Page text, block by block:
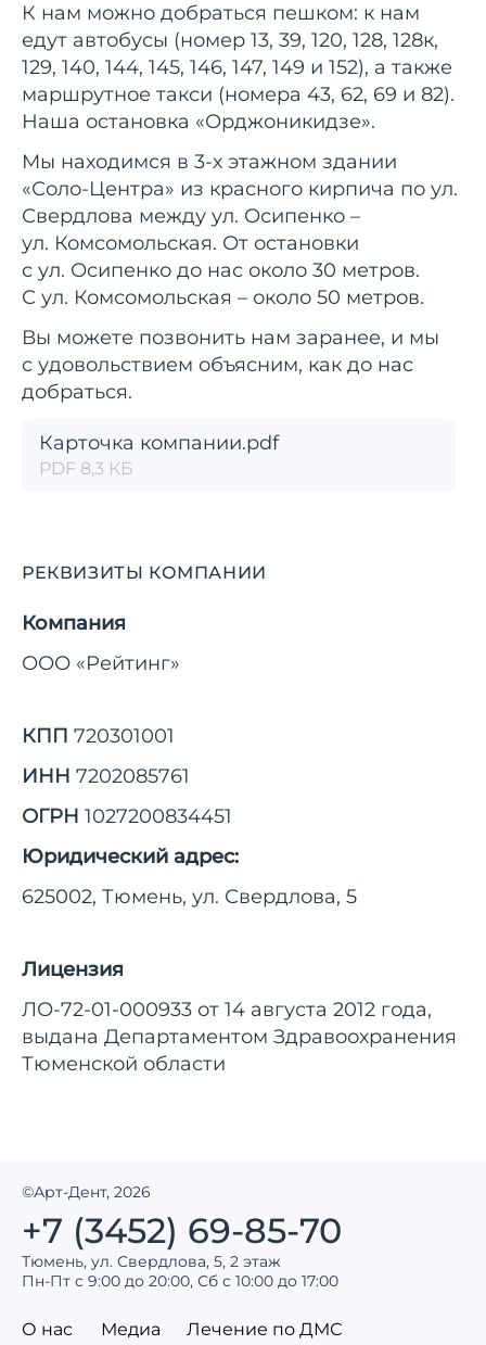
К нам можно добраться пешком: к нам
едут автобусы (номер 13, 39, 120, 128, 128к,
129, 140, 144, 145, 146, 147, 149 и 152), а также
маршрутное такси (номера 43, 62, 69 и 82).
Наша остановка «Орджоникидзе».
Мы находимся в 3-х этажном здании
«Соло-Центра» из красного кирпича по ул.
Свердлова между ул. Осипенко –
ул. Комсомольская. От остановки
с ул. Осипенко до нас около 30 метров.
С ул. Комсомольская – около 50 метров.
Вы можете позвонить нам заранее, и мы
с удовольствием объясним, как до нас
добраться.
Карточка компании.pdf
PDF 8,3 КБ
РЕКВИЗИТЫ КОМПАНИИ
Компания
ООО «Рейтинг»
КПП 720301001
ИНН 7202085761
ОГРН 1027200834451
Юридический адрес:
625002, Тюмень, ул. Свердлова, 5
Лицензия
ЛО-72-01-000933 от 14 августа 2012 года,
выдана Департаментом Здравоохранения
Тюменской области
©Арт-Дент, 2026
+7 (3452) 69-85-70
Тюмень, ул. Свердлова, 5, 2 этаж
Пн-Пт с 9:00 до 20:00, Сб с 10:00 до 17:00
О нас
Медиа
Лечение по ДМС